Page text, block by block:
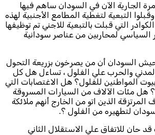
الجارية الآن في السودان ساهم فيها
التبعية لتغطية المطامع الأجنبية لهذه
التي قبلت بالتبعية للاجني تم توظيفها
السياسي لمحاربين من عناصر سودانية
السودان أن من يصرخون بزريعة التحول
والحرب علي الفلول ، تساءل هل كل
المواطنين للفلول؟ هل الاغتصابات التي
هل مئات الآلاف من السيارات المسروقة
الذين اتو من الخارج أنهم ملائكة
لتطهيره من الفلول ؟.
حان للاتفاق علي الاستقلال الثاني